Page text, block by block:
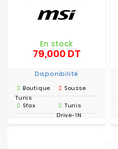
En stock
79,000 DTPrix
Disponibilité
Boutique
Tunis
Sousse
Sfax
Tunis
Drive-IN